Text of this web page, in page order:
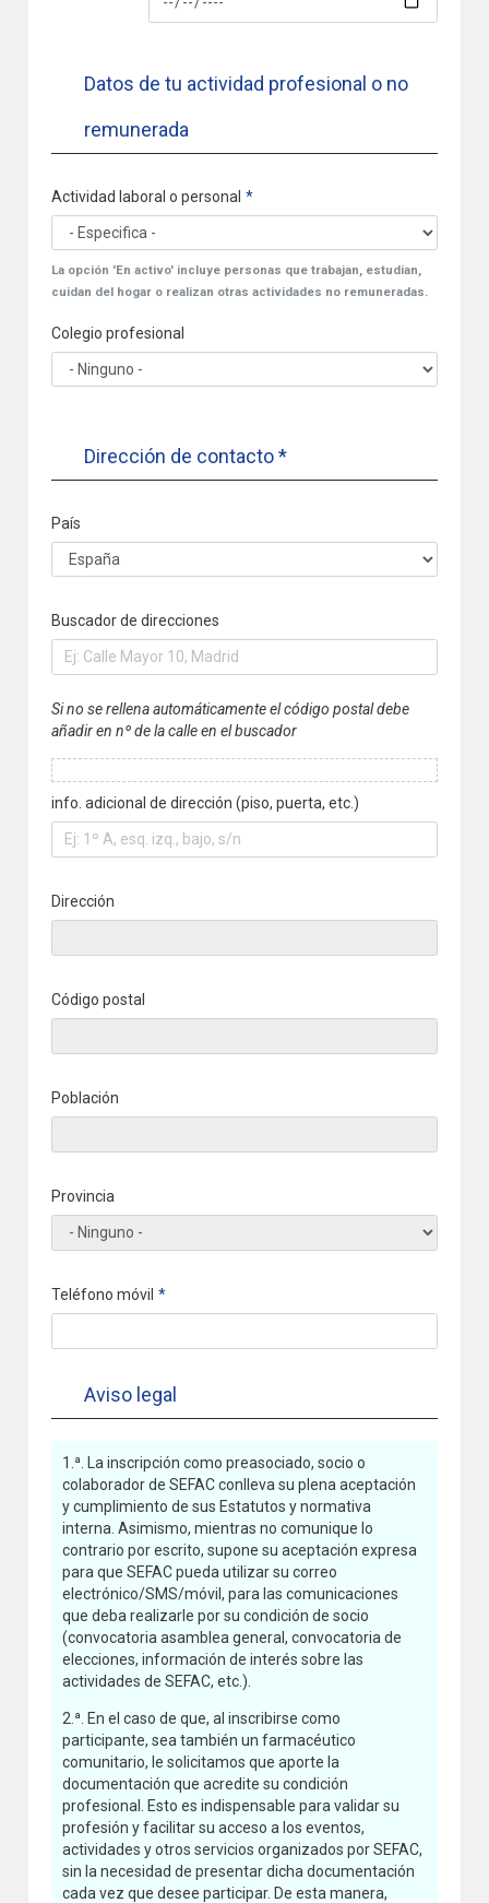
Datos de tu actividad profesional o no
remunerada
Actividad laboral o personal
La opción 'En activo' incluye personas que trabajan, estudian,
cuidan del hogar o realizan otras actividades no remuneradas.
Colegio profesional
Dirección de contacto *
País
Buscador de direcciones
Si no se rellena automáticamente el código postal debe
añadir en nº de la calle en el buscador
info. adicional de dirección (piso, puerta, etc.)
Dirección
Código postal
Población
Provincia
Teléfono móvil
Aviso legal
1.ª. La inscripción como preasociado, socio o
colaborador de SEFAC conlleva su plena aceptación
y cumplimiento de sus Estatutos y normativa
interna. Asimismo, mientras no comunique lo
contrario por escrito, supone su aceptación expresa
para que SEFAC pueda utilizar su correo
electrónico/SMS/móvil, para las comunicaciones
que deba realizarle por su condición de socio
(convocatoria asamblea general, convocatoria de
elecciones, información de interés sobre las
actividades de SEFAC, etc.).
2.ª. En el caso de que, al inscribirse como
participante, sea también un farmacéutico
comunitario, le solicitamos que aporte la
documentación que acredite su condición
profesional. Esto es indispensable para validar su
profesión y facilitar su acceso a los eventos,
actividades y otros servicios organizados por SEFAC,
sin la necesidad de presentar dicha documentación
cada vez que desee participar. De esta manera,